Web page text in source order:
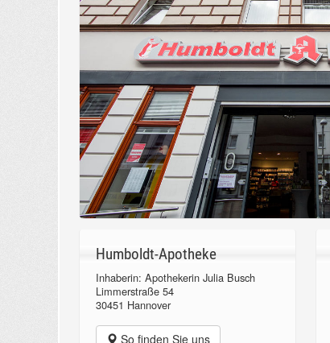
Humboldt-Apotheke
Inhaberin: Apothekerin Julia Busch
Limmerstraße 54
30451 Hannover
So finden Sie uns